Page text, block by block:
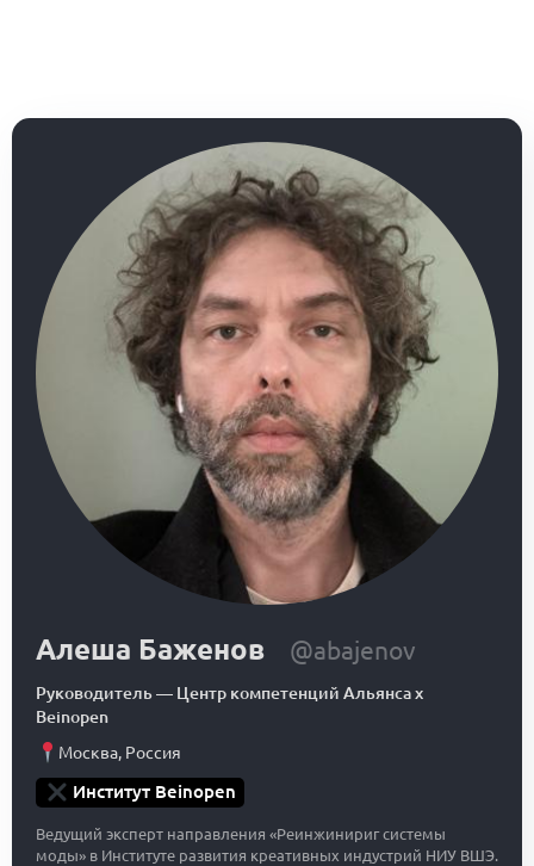
Алеша Баженов @abajenov
Руководитель— Центр компетенций Альянса x
Beinopen
Москва, Россия
Институт Beinopen
Ведущий эксперт направления «Реинжинириг системы
моды» в Институте развития креативных индустрий НИУ ВШЭ.